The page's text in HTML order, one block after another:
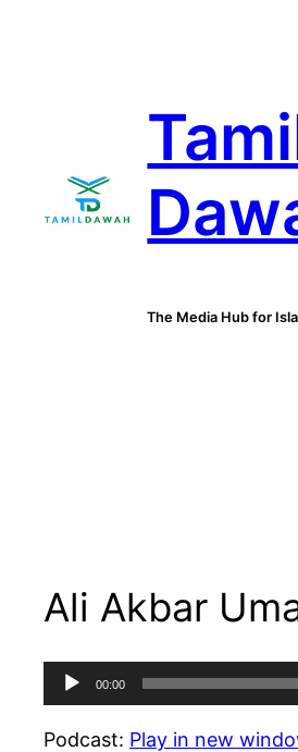
The Media Hub for
Ali Akbar
Audio
Player
00:00
Podcast: Play in new